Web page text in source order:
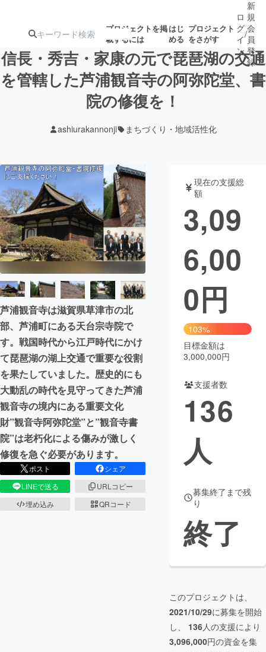
プロジェクトを掲
載するには
はじ
める
プロジェクト
をさがす
注目の新着プロ募集終了が近いプ
ロジェクト
テクノロジー・ガジェット
映像・映画 書籍・雑誌
ビジネス・起業 チャレンジ
まちづくり・地域活性化
CAMPFIRE for Social Good
CAMPFIRE Creation
CAMPFIREふるさと納税machi-ya コミュニティ
ロ
グ
イ
ン
/
新
規
会
員
登
録
信長・秀吉・家康の元で琵琶湖の交通
を管轄した芦浦観音寺の阿弥陀堂、書
院の修復を！
ashiurakannonji まちづくり・地域活性化
芦浦観音寺は滋賀県草津市の北
部、芦浦町にある天台宗寺院で
す。戦国時代から江戸時代にかけ
て琵琶湖の湖上交通で重要な役割
を果たしていました。歴史的にも
大動乱の時代を見守ってきた芦浦
観音寺の境内にある重要文化
財”観音寺阿弥陀堂”と”観音寺書
院”は老朽化による傷みが激しく
修復を急ぐ必要があります。
ポスト
シェア
LINEで送る
URLコピー
埋め込み
QRコード
現在の支援総
額
3,09
6,00
0円
103%
目標金額は
3,000,000円
支援者数
136
人
募集終了まで残
り
終了
このプロジェクトは、
2021/10/29に募集を開始
し、 136人の支援により
3,096,000円の資金を集